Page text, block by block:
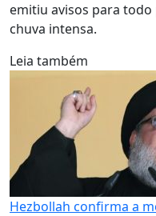
emitiu avisos para todo
chuva intensa.
Leia também
Hezbollah confirma a